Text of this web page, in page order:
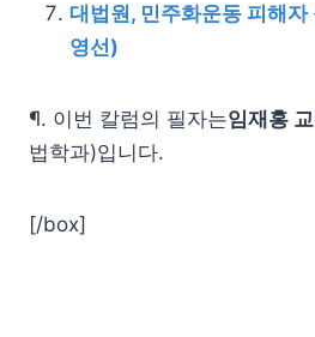
대법원, 민주화운동 피해
영선)
¶. 이번 칼럼의 필자는임재홍
법학과)입니다.
[/box]